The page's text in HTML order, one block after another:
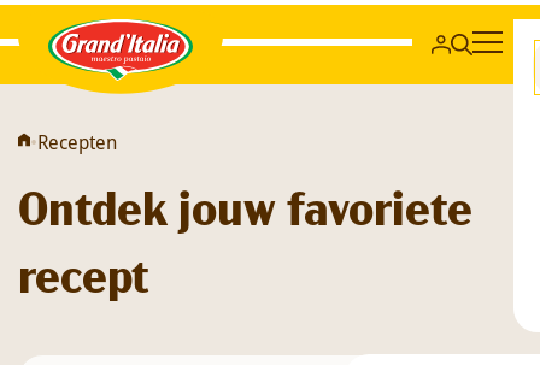
Grand'Italia
•Recepten
Ontdek jouw favoriete
recept